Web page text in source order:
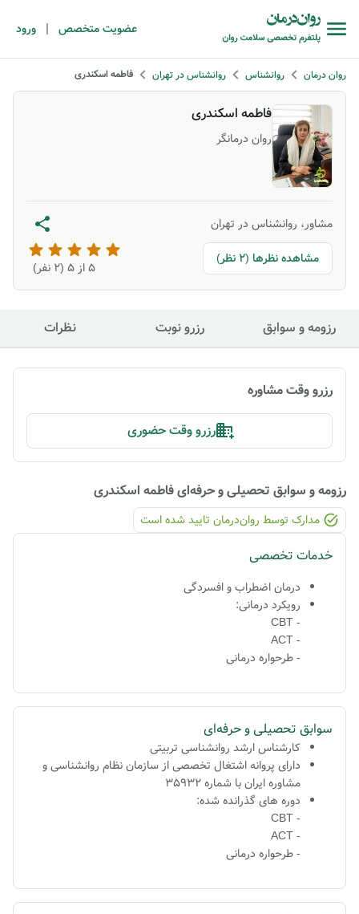
عضویت متخصص | ورود
روان درمان روانشناس روانشناس در تهران فاطمه اسکندری
فاطمه اسکندری
روان درمانگر
مشاور، روانشناس در تهران
مشاهده نظرها (2 نظر)
5از ۵ ( 2 نفر)
رزومه و سوابق رزرو نوبت نظرات
رزرو وقت مشاوره
رزرو وقت حضوری
رزومه و سوابق تحصیلی و حرفه‌ایفاطمه اسکندری
مدارک توسط روان‌درمان تایید شده ‌است
خدمات تخصصی
درمان اضطراب و افسردگی
رویکرد درمانی:
- CBT
- ACT
- طرحواره درمانی
سوابق تحصیلی و حرفه‌ای
کارشناس ارشد روانشناسی تربیتی
دارای پروانه اشتغال تخصصی از سازمان نظام روانشناسی و
مشاوره ایران با شماره 35932
دوره های گذرانده شده:
- CBT
- ACT
- طرحواره درمانی